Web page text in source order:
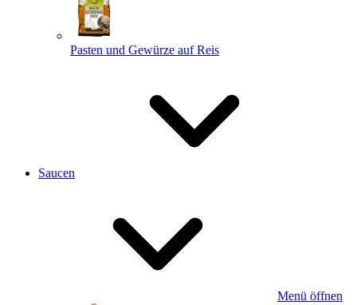
Pasten und Gewürze auf Reis
Saucen
Menü öffnen